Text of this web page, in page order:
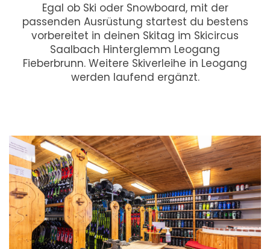
Egal ob Ski oder Snowboard, mit der
passenden Ausrüstung startest du bestens
vorbereitet in deinen Skitag im Skicircus
Saalbach Hinterglemm Leogang
Fieberbrunn. Weitere Skiverleihe in Leogang
werden laufend ergänzt.